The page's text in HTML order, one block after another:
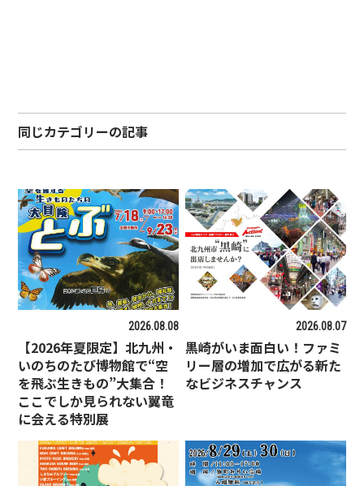
同じカテゴリーの記事
2026.08.08
【2026年夏限定】北九州・
いのちのたび博物館で“空
を飛ぶ生きもの”大集合！
ここでしか見られない翼竜
に会える特別展
2026.08.07
黒崎がいま面白い！ファミ
リー層の増加で広がる新た
なビジネスチャンス